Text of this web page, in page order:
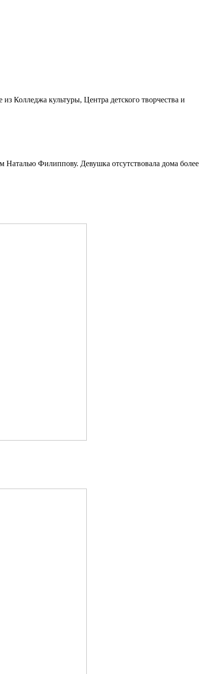
Колледжа культуры, Центра детского творчества и
Филиппову. Девушка отсутствовала дома более